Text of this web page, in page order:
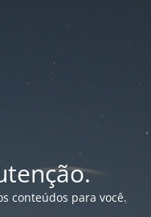
conteúdos para você.